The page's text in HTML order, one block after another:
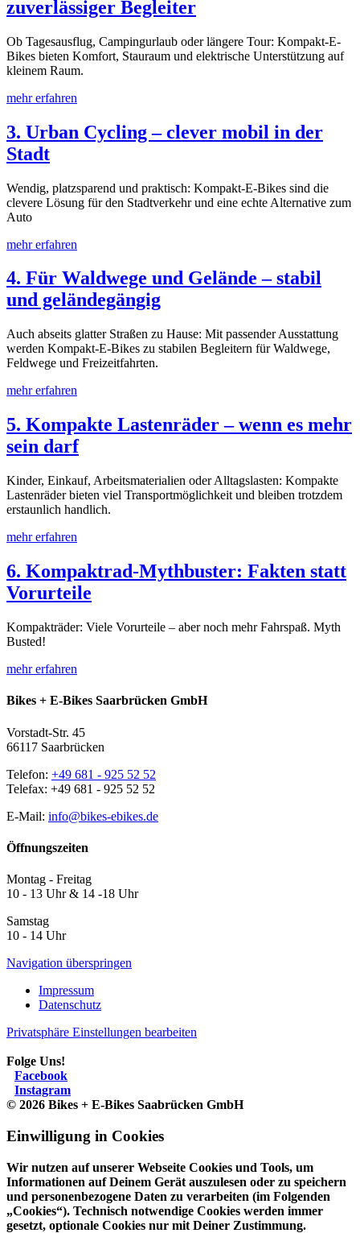
zuverlässiger Begleiter
Ob Tagesausflug, Campingurlaub oder längere Tour: Kompakt-E-
Bikes bieten Komfort, Stauraum und elektrische Unterstützung auf
kleinem Raum.
mehr erfahren
3. Urban Cycling – clever mobil in der
Stadt
Wendig, platzsparend und praktisch: Kompakt-E-Bikes sind die
clevere Lösung für den Stadtverkehr und eine echte Alternative zum
Auto
mehr erfahren
4. Für Waldwege und Gelände – stabil
und geländegängig
Auch abseits glatter Straßen zu Hause: Mit passender Ausstattung
werden Kompakt-E-Bikes zu stabilen Begleitern für Waldwege,
Feldwege und Freizeitfahrten.
mehr erfahren
5. Kompakte Lastenräder – wenn es mehr
sein darf
Kinder, Einkauf, Arbeitsmaterialien oder Alltagslasten: Kompakte
Lastenräder bieten viel Transportmöglichkeit und bleiben trotzdem
erstaunlich handlich.
mehr erfahren
6. Kompaktrad-Mythbuster: Fakten statt
Vorurteile
Kompakträder: Viele Vorurteile – aber noch mehr Fahrspaß. Myth
Busted!
mehr erfahren
Bikes + E-Bikes Saarbrücken GmbH
Vorstadt-Str. 45
66117 Saarbrücken
Telefon: +49 681 - 925 52 52
Telefax: +49 681 - 925 52 52
E-Mail: info@bikes-ebikes.de
Öffnungszeiten
Montag - Freitag
10 - 13 Uhr & 14 -18 Uhr
Samstag
10 - 14 Uhr
Navigation überspringen
Impressum
Datenschutz
Privatsphäre Einstellungen bearbeiten
Folge Uns!
Facebook
Instagram
© 2026 Bikes + E-Bikes Saabrücken GmbH
Einwilligung in Cookies
Wir nutzen auf unserer Webseite Cookies und Tools, um
Informationen auf Deinem Gerät auszulesen oder zu speichern
und personenbezogene Daten zu verarbeiten (im Folgenden
„Cookies“). Technisch notwendige Cookies werden immer
gesetzt, optionale Cookies nur mit Deiner Zustimmung.